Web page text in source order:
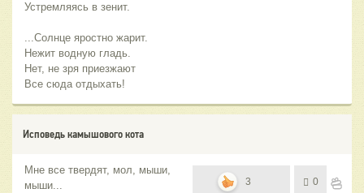
Устремляясь в зенит.
...Солнце яростно жарит.
Нежит водную гладь.
Нет, не зря приезжают
Все сюда отдыхать!
Исповедь камышового кота
Мне все твердят, мол, мыши,
мыши...
3 0